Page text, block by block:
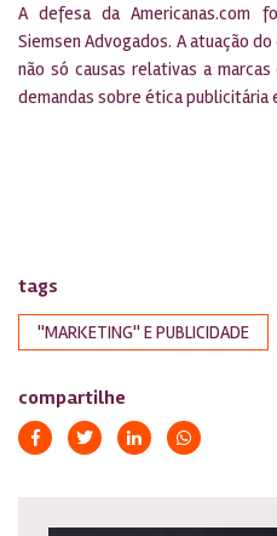
A defesa da Americanas.com
Siemsen Advogados. A atuação
não só causas relativas a
demandas sobre ética publicitária
tags
''MARKETING'' E PUBLICIDADE
compartilhe